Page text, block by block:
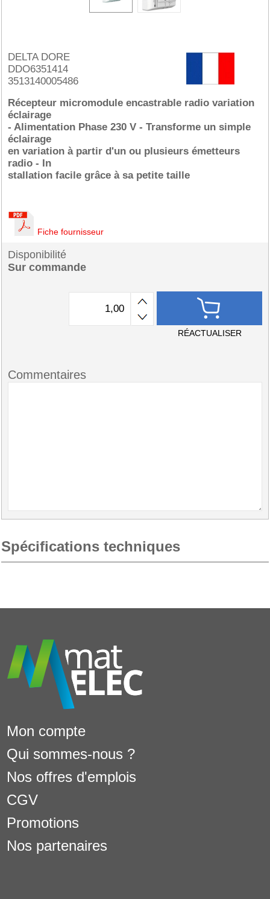
DELTA DORE
DDO6351414
3513140005486
Récepteur micromodule encastrable radio variation
éclairage
- Alimentation Phase 230 V - Transforme un simple
éclairage
en variation à partir d'un ou plusieurs émetteurs
radio - In
stallation facile grâce à sa petite taille
Fiche fournisseur
Disponibilité
Sur commande
RÉACTUALISER
Commentaires
Spécifications techniques
Mon compte
Qui sommes-nous ?
Nos offres d'emplois
CGV
Promotions
Nos partenaires